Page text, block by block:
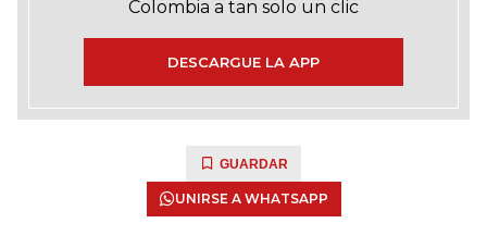
Colombia a tan solo un clic
DESCARGUE LA APP
GUARDAR
UNIRSE A WHATSAPP